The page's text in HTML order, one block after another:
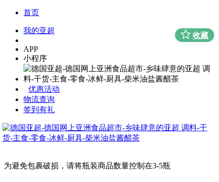
首页
我的亚超
APP
小程序
优惠活动
物流查询
签到有礼
为避免包裹破损，请将瓶装商品数量控制在3-5瓶
收藏